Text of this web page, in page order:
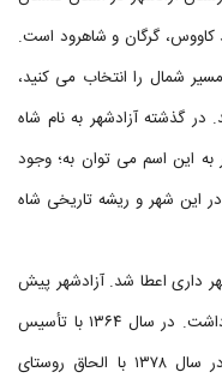
۳ شهر بزرگ؛ گنبد کاووس، گرگان و شاهرود است.
شمال را انتخاب می کنید،
در گذشته آزادشهر به نام شاه
به این اسم می توان به؛ وجود
این شهر و ریشه تاریخی شاه
۱۳۴۳ به آزادشهر شهر داری اعطا شد. آزادشهر پیش
از تأسیس شهرداری، قره تیکن(سیاه تلو) نام داشت. در سال ۱۳۶۴ با تأسیس
بخشداری از بخش مرکزی رامیان جدا شد. در سال ۱۳۷۸ با الحاق روستای